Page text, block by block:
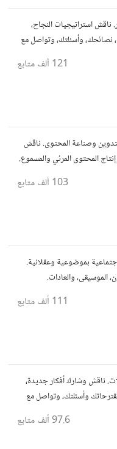
ناقش استراتيجيات النجاح،
نصائحك، وأسئلتك، وتواصل مع
121 ألف متابع
وصناعة المحتوى. ناقش
المحتوى المرئي والمسموع.
103 ألف متابع
بموضوعية وعقلانية.
الموسيقى، والعادات.
111 ألف متابع
ناقش وشارك أفكار جديدة،
وأسئلتك، وتواصل مع
97.6 ألف متابع